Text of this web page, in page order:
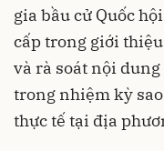
gia bầu cử Quốc
cấp trong giới
và rà soát nội
trong nhiệm kỳ
thực tế tại địa